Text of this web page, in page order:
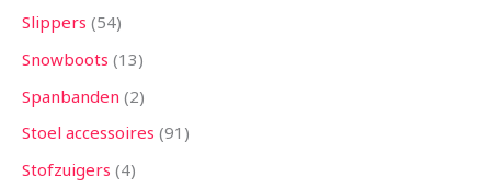
Slippers 54
Snowboots 13
Spanbanden 2
Stoel accessoires 91
Stofzuigers 4